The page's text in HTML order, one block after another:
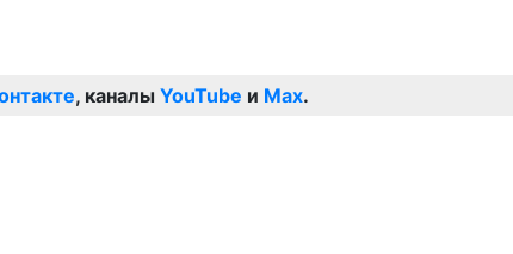
, каналы YouTube и Max.